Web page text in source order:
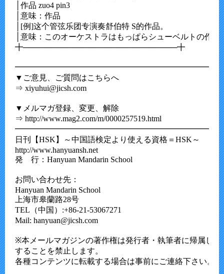
│作品 zuo4 pin3
│意味：作品
│[例]这个管弦乐团专演奏舒伯特 S的作品。
│意味：このオーケストラはもっぱらシューベルトの作品
╋────────────────────────────╋
▼ご意見、ご質問はこちらへ
⇒ xiyuhui@jicsh.com
▼メルマガ登録、変更、解除
⇒ http://www.mag2.com/m/0000257519.html
日刊【HSK】～中国語検定より使える資格＝HSK～
http://www.hanyuansh.net
発　行：Hanyuan Mandarin School
お問い合わせ先：
Hanyuan Mandarin School
上海市皋蘭路28号
TEL（中国）:+86-21-53067271
Mail: hanyuan@jicsh.com
※本メールマガジンの著作権は発行者・執筆者に帰属し、
することを禁止します。
各種コンテンツに転載する場合は事前にご連絡下さい。